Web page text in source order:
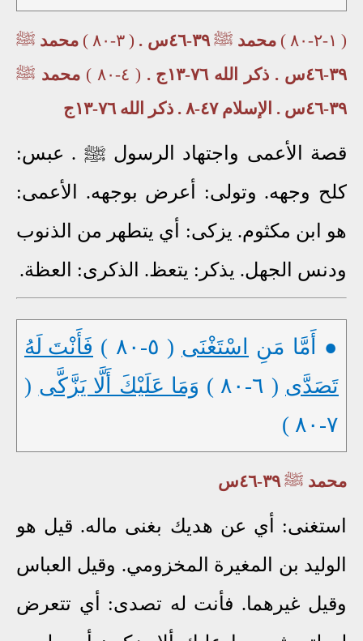
( ١-٢-٨٠ ) محمد ﷺ٣٩-٤٦س . ( ٣-٨٠ ) محمد ﷺ
٣٩-٤٦س . ذكر الله ٧٦-١٣ج .
( ٤-٨٠ ) محمد ﷺ
٣٩-٤٦س . الإسلام ٤٧-٨ . ذكر الله ٧٦-١٣ج
قصة الأعمى واجتهاد الرسول ﷺ . عبس:
كلح وجهه. وتولى: أعرض بوجهه. الأعمى:
هو ابن مكثوم. يزكى: أي يتطهر من الذنوب
ودنس الجهل. يذكر: يتعظ. الذكرى: العظة.
● أَمَّا مَنِ اسْتَغْنَى ( ٥-٨٠ )
فَأَنْتَ لَهُ
تَصَدَّى ( ٦-٨٠ ) وَمَا عَلَيْكَ أَلَّا يَزَّكَّى (
٧-٨٠ )
محمد ﷺ ٣٩-٤٦س
استغنى: أي عن هديك بغنى ماله. قيل هو
الوليد بن المغيرة المخزومي. وقيل العباس
وقيل غيرهما. فأنت له تصدى: أي تتعرض